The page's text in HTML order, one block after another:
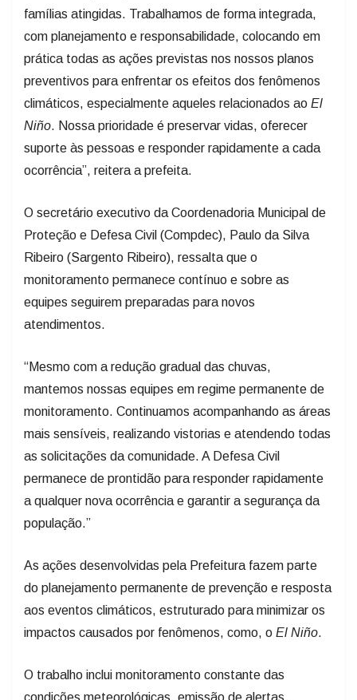
com planejamento e responsabilidade, colocando em
prática todas as ações previstas nos nossos planos
preventivos para enfrentar os efeitos dos fenômenos
climáticos, especialmente aqueles relacionados aoEl
Niño. Nossa prioridade é preservar vidas, oferecer
suporte às pessoas e responder rapidamente a cada
ocorrência”, reitera a prefeita.
Proteção e Defesa Civil (Compdec), Paulo da Silva
Ribeiro (Sargento Ribeiro), ressalta que o
monitoramento permanece contínuo e sobre as
equipes seguirem preparadas para novos
atendimentos.
mantemos nossas equipes em regime permanente de
monitoramento. Continuamos acompanhando as áreas
mais sensíveis, realizando vistorias e atendendo todas
as solicitações da comunidade. A Defesa Civil
permanece de prontidão para responder rapidamente
a qualquer nova ocorrência e garantir a segurança da
população.”
do planejamento permanente de prevenção e resposta
aos eventos climáticos, estruturado para minimizar os
impactos causados por fenômenos, como, oEl Niño.
condições meteorológicas, emissão de alertas,
acompanhamento dos níveis dos rios, atuação